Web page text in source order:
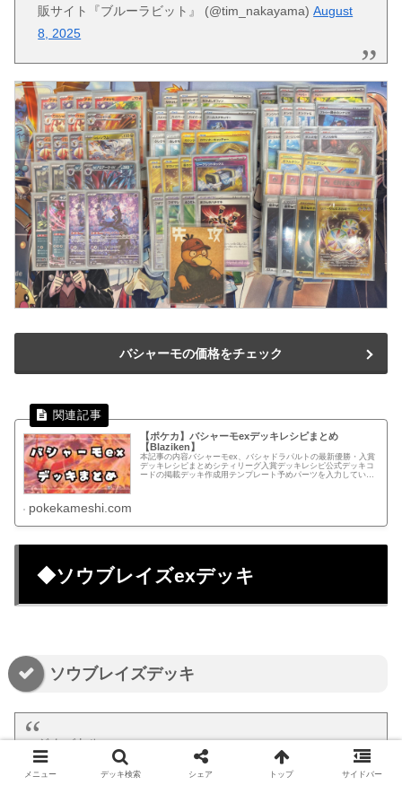
販サイト『ブルーラビット』 (@tim_nakayama)August
8, 2025
バシャーモの価格をチェック
【ポケカ】バシャーモexデッキレシピまとめ
【Blaziken】
本記事の内容バシャーモex、バシャドラパルトの最新優勝・入賞
デッキレシピまとめシティリーグ入賞デッキレシピ公式デッキコ
ードの掲載デッキ作成用テンプレート予めパーツを入力している
pokekameshi.com
◆ソウブレイズexデッキ
ソウブレイズデッキ
ジムバトル
ルナブレイズ初陣🌙
メニュー デッキ検索 シェア トップ サイドバー